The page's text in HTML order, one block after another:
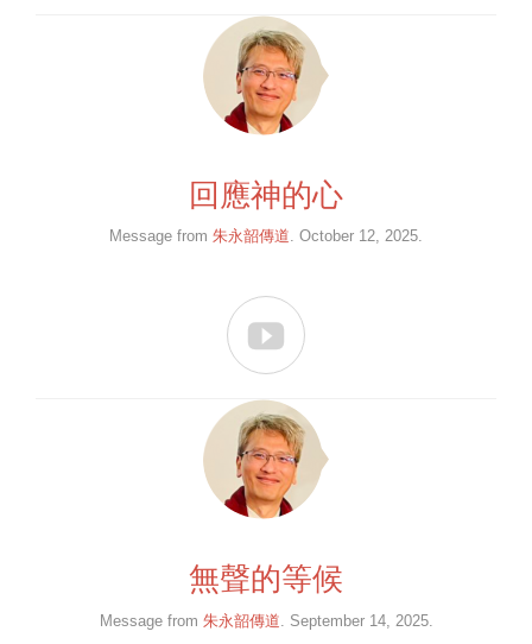
回應神的心
Message from 朱永韶傳道. October 12, 2025.

無聲的等候
Message from 朱永韶傳道 . September 14, 2025.